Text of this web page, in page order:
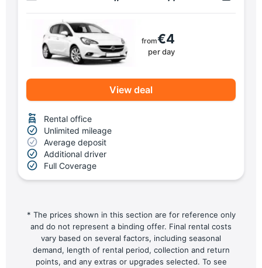
from€4
per day
View deal
Rental office
Unlimited mileage
Average deposit
Additional driver
Full Coverage
* The prices shown in this section are for reference only
and do not represent a binding offer. Final rental costs
vary based on several factors, including seasonal
demand, length of rental period, collection and return
points, and any extras or upgrades selected. To see